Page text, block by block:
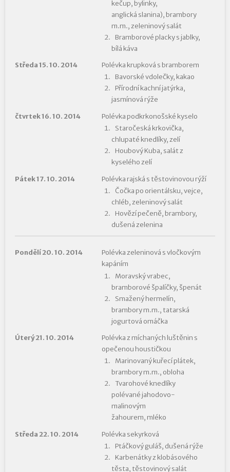
kečup, bylinky,
anglická slanina), brambory
m.m., zeleninový salát
Bramborové placky s jablky,
bílá káva
Středa 15. 10. 2014
Polévka krupková s bramborem
Bavorské vdolečky, kakao
Přírodní kachní jatýrka,
jasmínová rýže
čtvrtek 16. 10. 2014
Polévka podkrkonošské kyselo
Staročeská krkovička,
chlupaté knedlíky, zelí
Houbový Kuba, salát z
kyselého zelí
Pátek 17. 10. 2014
Polévka rajská s těstovinovou rýží
Čočka po orientálsku, vejce,
chléb, zeleninový salát
Hovězí pečeně, brambory,
dušená zelenina
Pondělí 20. 10. 2014
Polévka zeleninová s vločkovým
kapáním
Moravský vrabec,
bramborové špalíčky, špenát
Smažený hermelín,
brambory m.m., tatarská
jogurtová omáčka
Úterý 21. 10. 2014
Polévka z míchaných luštěnin s
opečenou houstičkou
Marinovaný kuřecí plátek,
brambory m.m., obloha
Tvarohové knedlíky
polévané jahodovo-
malinovým
žahourem, mléko
Středa 22. 10. 2014
Polévka sekyrková
Ptáčkový guláš, dušená rýže
Karbenátky z klobásového
těsta, těstovinový salát